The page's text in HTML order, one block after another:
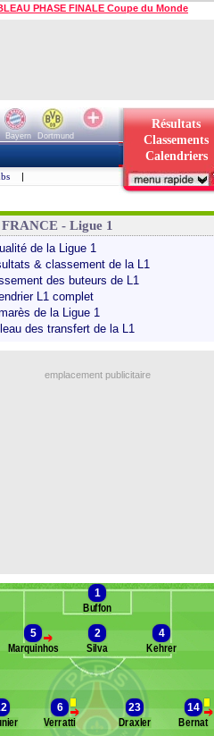
PHASE FINALE Coupe du Monde
Bayern
Dortmund
Résultats
Classements
Calendriers
|
- Ligue 1
de la Ligue 1
& classement de la L1
des buteurs de L1
L1 complet
de la Ligue 1
des transfert de la L1
emplacement publicitaire
Banc des remplaçantsParis SG
1
Buffon
>
5
Marquinhos
2
Silva
4
Kehrer
>
6
Verratti
23
Draxler
>
14
Bernat